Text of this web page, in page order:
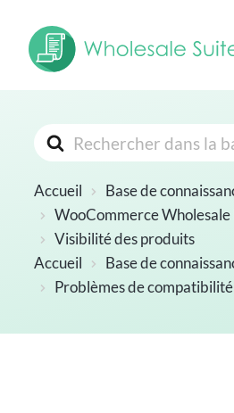
Rechercher
Accueil
Base de
WooCommerce Wholesale
Visibilité des produits
Accueil
Base de
Problèmes de